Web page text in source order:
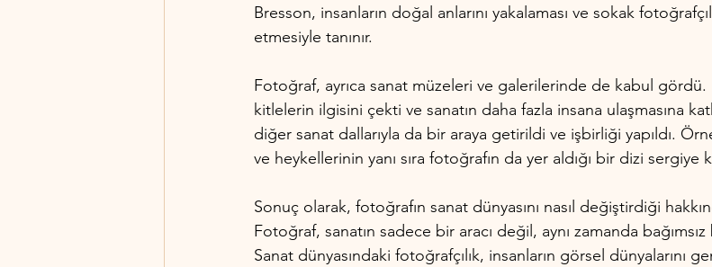
Bresson, insanların doğal anlarını yakalaması ve sokak
etmesiyle tanınır.
Fotoğraf, ayrıca sanat müzeleri ve galerilerinde de kabul
kitlelerin ilgisini çekti ve sanatın daha fazla insana ulaşmasına
diğer sanat dallarıyla da bir araya getirildi ve işbirliği yapıldı.
ve heykellerinin yanı sıra fotoğrafın da yer aldığı bir dizi sergiye
Sonuç olarak, fotoğrafın sanat dünyasını nasıl değiştirdiği
Fotoğraf, sanatın sadece bir aracı değil, aynı zamanda
Sanat dünyasındaki fotoğrafçılık, insanların görsel dünyalarını